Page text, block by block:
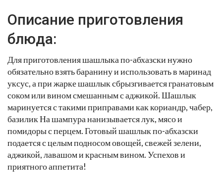
Описание приготовления
блюда:
Для приготовления шашлыка по-абхазски нужно
обязательно взять баранину и использовать в маринад
уксус, а при жарке шашлык сбрызгивается гранатовым
соком или вином смешанным с аджикой. Шашлык
маринуется с такими приправами как кориандр, чабер,
базилик На шампура нанизывается лук, мясо и
помидоры с перцем. Готовый шашлык по-абхазски
подается с целым подносом овощей, свежей зелени,
аджикой, лавашом и красным вином. Успехов и
приятного аппетита!